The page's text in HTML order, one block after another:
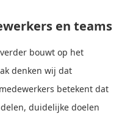
en teams
bouwt op het
denken wij dat
betekent dat
duidelijke doelen